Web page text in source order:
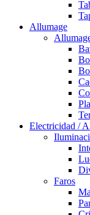
Allumage
Electricidad /
Faros